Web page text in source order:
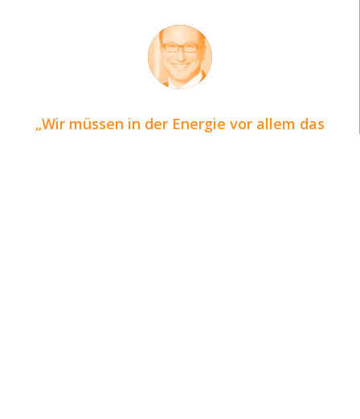
Wir müssen in der Energie vor allem das